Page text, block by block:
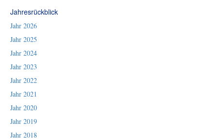
Jahresrückblick
Jahr 2026
Jahr 2025
Jahr 2024
Jahr 2023
Jahr 2022
Jahr 2021
Jahr 2020
Jahr 2019
Jahr 2018